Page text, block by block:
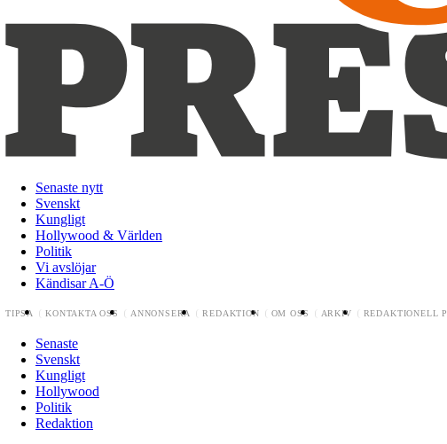
Senaste nytt
Svenskt
Kungligt
Hollywood & Världen
Politik
Vi avslöjar
Kändisar A-Ö
TIPSA KONTAKTA OSS ANNONSERA REDAKTION OM OSS ARKIV REDAKTIONELL
Senaste
Svenskt
Kungligt
Hollywood
Politik
Redaktion